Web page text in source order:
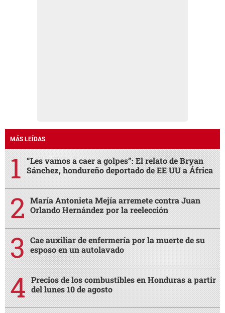
MÁS LEÍDAS
“Les vamos a caer a golpes”: El relato de Bryan
Sánchez, hondureño deportado de EE UU a África
María Antonieta Mejía arremete contra Juan
Orlando Hernández por la reelección
Cae auxiliar de enfermería por la muerte de su
esposo en un autolavado
Precios de los combustibles en Honduras a partir
del lunes 10 de agosto